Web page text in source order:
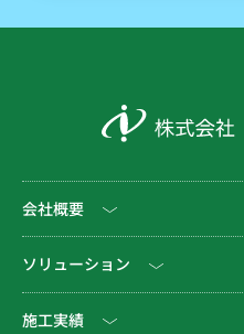
会社概要
社長挨拶
ソリューション
公共工事
施工実績